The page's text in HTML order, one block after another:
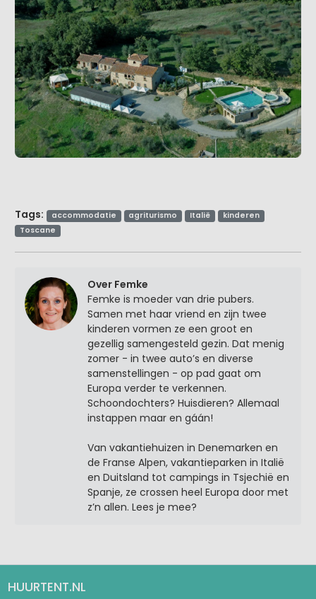
Tags: accommodatie agriturismo Italië
kinderen
Toscane
Over Femke
Femke is moeder van drie pubers.
Samen met haar vriend en zijn twee
kinderen vormen ze een groot en
gezellig samengesteld gezin. Dat menig
zomer - in twee auto’s en diverse
samenstellingen - op pad gaat om
Europa verder te verkennen.
Schoondochters? Huisdieren? Allemaal
instappen maar en gáán!
Van vakantiehuizen in Denemarken en
de Franse Alpen, vakantieparken in Italië
en Duitsland tot campings in Tsjechië en
Spanje, ze crossen heel Europa door met
z’n allen. Lees je mee?
HUURTENT.NL